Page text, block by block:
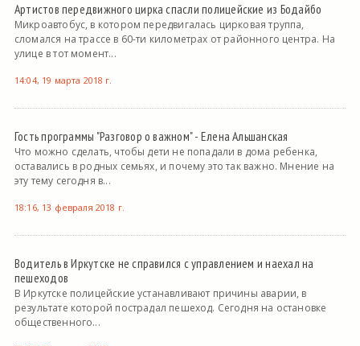
Артистов передвижного цирка спасли полицейские из Бодайбо
Микроавтобус, в котором передвигалась цирковая труппа,
сломался на трассе в 60-ти километрах от районного центра. На
улице в тот момент...
14:04, 19 марта 2018 г.
Гость программы "Разговор о важном" - Елена Альшанская
Что можно сделать, чтобы дети не попадали в дома ребенка,
оставались в родных семьях, и почему это так важно. Мнение на
эту тему сегодня в...
18:16, 13 февраля 2018 г.
Водитель в Иркутске не справился с управлением и наехал на
пешеходов
В Иркутске полицейские устанавливают причины аварии, в
результате которой пострадал пешеход. Сегодня на остановке
общественного...